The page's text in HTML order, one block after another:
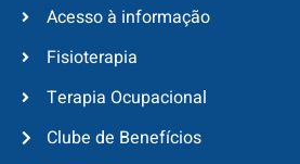
Acesso à informação
Fisioterapia
Terapia Ocupacional
Clube de Benefícios